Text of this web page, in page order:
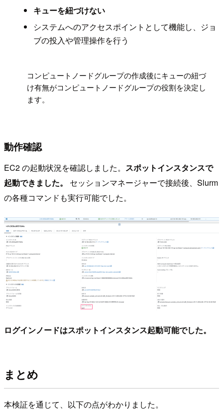
キューを紐づけない
システムへのアクセスポイントとして機能し、ジョ
ブの投入や管理操作を行う
コンピュートノードグループの作成後にキューの紐づ
け有無がコンピュートノードグループの役割を決定し
ます。
動作確認
EC2 の起動状況を確認しました。 スポットインスタンスで
起動できました。
セッションマネージャーで接続後、Slurm
の各種コマンドも実行可能でした。
ログインノードはスポットインスタンス起動可能でした。
まとめ
本検証を通じて、以下の点がわかりました。